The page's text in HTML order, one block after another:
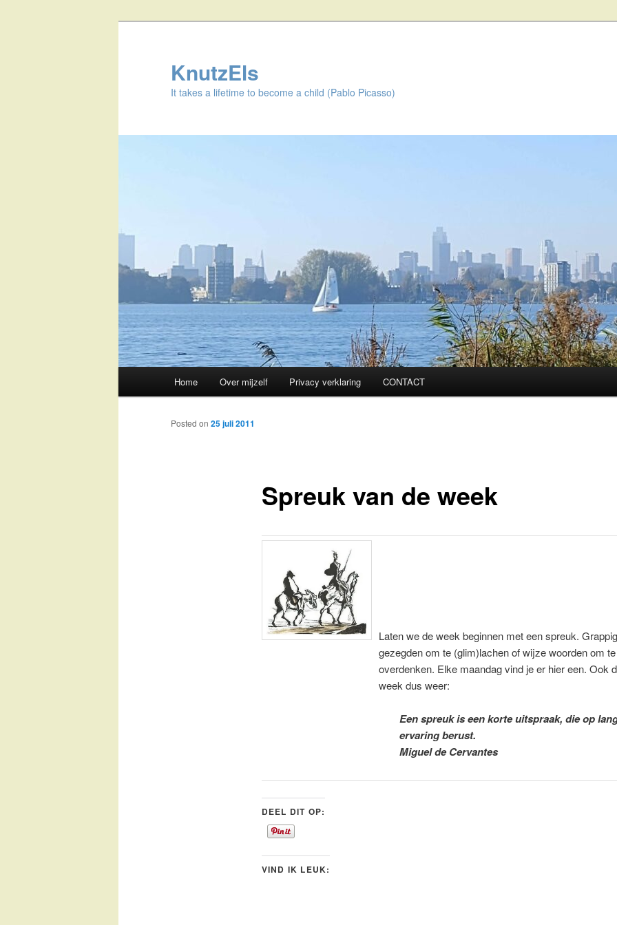
KnutzEls
It takes a lifetime to become a child (Pablo Picasso)
Skip
to
Home Over mijzelf Privacy verklaring CONTACT
Spreuk van de week
Posted on 25 juli 2011
Laten we de week beginnen met een spreuk.
gezegden om te (glim)lachen of wijze woorden om te
overdenken. Elke maandag vind je er hier een. Ook
week dus weer:
Een spreuk is een korte uitspraak, die op
ervaring berust.
Miguel de Cervantes
DEEL DIT OP:
VIND IK LEUK: